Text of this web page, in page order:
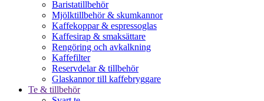
Baristatillbehör
Mjölktillbehör & skumkannor
Kaffekoppar & espressoglas
Kaffesirap & smaksättare
Rengöring och avkalkning
Kaffefilter
Reservdelar & tillbehör
Glaskannor till kaffebryggare
Te & tillbehör